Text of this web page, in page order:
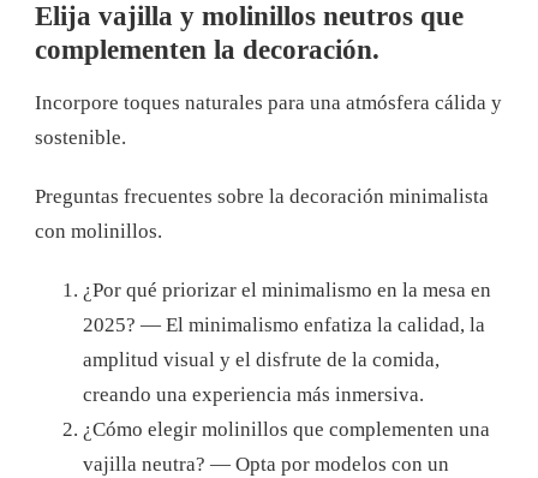
Elija vajilla y molinillos neutros que
complementen la decoración.
Incorpore toques naturales para una atmósfera cálida y
sostenible.
Preguntas frecuentes sobre la decoración minimalista
con molinillos.
¿Por qué priorizar el minimalismo en la mesa en
2025? — El minimalismo enfatiza la calidad, la
amplitud visual y el disfrute de la comida,
creando una experiencia más inmersiva.
¿Cómo elegir molinillos que complementen una
vajilla neutra? — Opta por modelos con un